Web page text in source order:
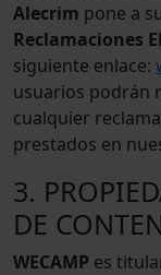
Alecrim pone a
Reclamaciones
siguiente enlace:
usuarios podrán
cualquier
prestados en
3.
DE
WECAMP es